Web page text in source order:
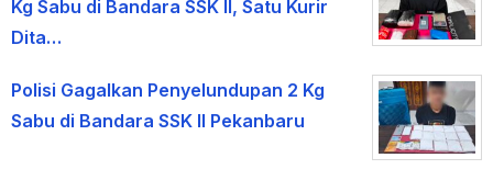
Kg Sabu di Bandara SSK II, Satu Kurir
Dita…
Polisi Gagalkan Penyelundupan 2 Kg
Sabu di Bandara SSK II Pekanbaru